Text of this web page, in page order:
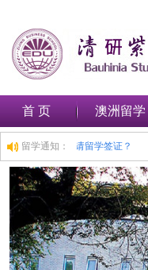
首 页 澳洲留学
留学通知：
如何在澳大利亚申请留学签证